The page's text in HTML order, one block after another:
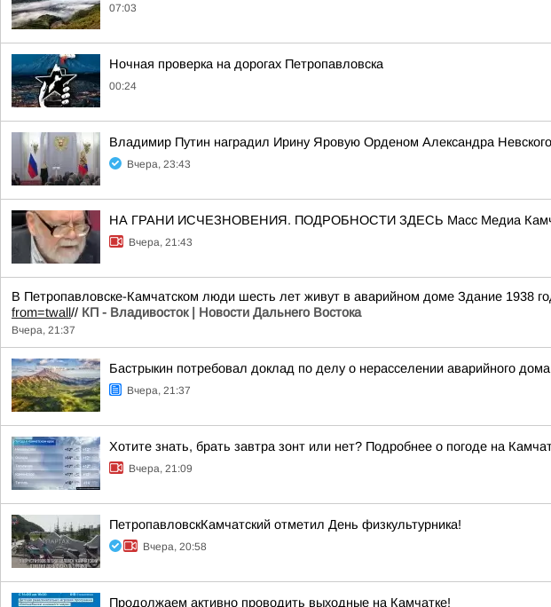
07:03
Ночная проверка на дорогах Петропавловска
00:24
Владимир Путин наградил Ирину Яровую Орденом Александра Невского
Вчера, 23:43
НА ГРАНИ ИСЧЕЗНОВЕНИЯ. ПОДРОБНОСТИ ЗДЕСЬ Масс Медиа
Вчера, 21:43
В Петропавловске-Камчатском люди шесть лет живут в аварийном доме Здание 1938
from=twall// КП - Владивосток | Новости Дальнего Востока
Вчера, 21:37
Бастрыкин потребовал доклад по делу о нерасселении аварийного дома
Вчера, 21:37
Хотите знать, брать завтра зонт или нет? Подробнее о погоде на
Вчера, 21:09
ПетропавловскКамчатский отметил День физкультурника!
Вчера, 20:58
Продолжаем активно проводить выходные на Камчатке!